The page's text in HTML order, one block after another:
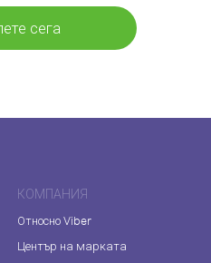
сега
КОМПАНИЯ
Относно Viber
Център на марката